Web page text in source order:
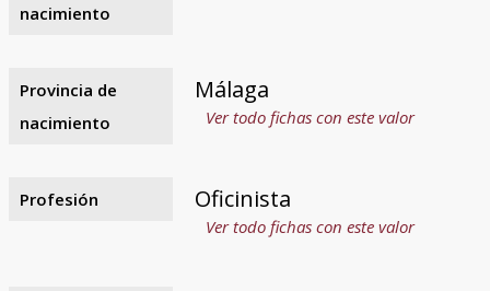
nacimiento
Provincia de
nacimiento
Málaga
Ver todo fichas con este valor
Profesión Oficinista
Ver todo fichas con este valor